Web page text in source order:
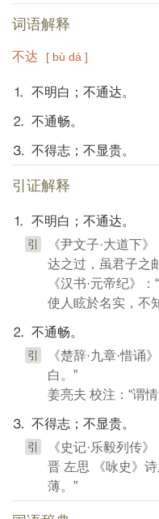
词语解释
不达 [ bù dá ]
⒈ 不明白；不通达。
⒉ 不通畅。
⒊ 不得志；不显贵。
引证解释
⒈ 不明白；不通达。
引
《尹文子·大道下
达之过，虽君子之
《汉书·元帝纪》
使人眩於名实，不
⒉ 不通畅。
引
《楚辞·九章·惜诵
白。”
姜亮夫 校注：“谓
⒊ 不得志；不显贵。
引
《史记·乐毅列传
晋 左思 《咏史》
薄。”